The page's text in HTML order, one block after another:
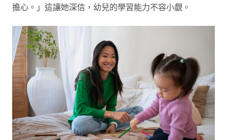
擔心。」這讓她深信，幼兒的學習能力不容小覷。